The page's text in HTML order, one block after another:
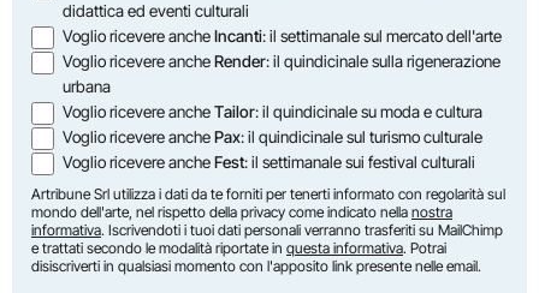
didattica ed eventi culturali
Voglio ricevere ancheIncanti: il settimanale sul mercato dell'arte
Voglio ricevere ancheRender: il quindicinale sulla rigenerazione
urbana
Voglio ricevere ancheTailor: il quindicinale su moda e cultura
Voglio ricevere anchePax: il quindicinale sul turismo culturale
Voglio ricevere ancheFest: il settimanale sui festival culturali
Artribune Srl utilizza i dati da te forniti per tenerti informato con regolarità sul
mondo dell'arte, nel rispetto della privacy come indicato nella nostra
informativa. Iscrivendoti i tuoi dati personali verranno trasferiti su MailChimp
e trattati secondo le modalità riportate in questa informativa. Potrai
disiscriverti in qualsiasi momento con l'apposito link presente nelle email.